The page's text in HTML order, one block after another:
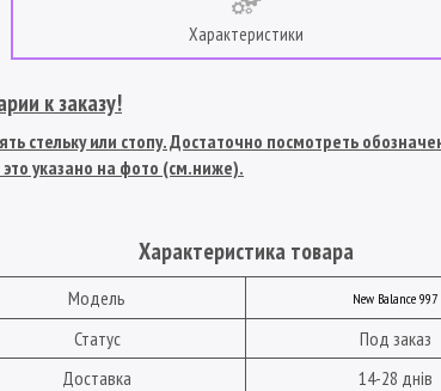
Характеристики
к заказу!
или стопу. Достаточно посмотреть
указано на фото (см.ниже).
Характеристика товара
Модель New Balance 997
Статус
Под заказ
Доставка
14-28 днів